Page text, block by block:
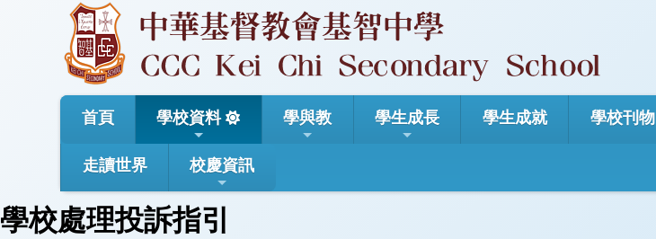
首頁 學校資料 學與教 學生成長 學生成就 學校刊物
走讀世界 校慶資訊
學校處理投訴指引